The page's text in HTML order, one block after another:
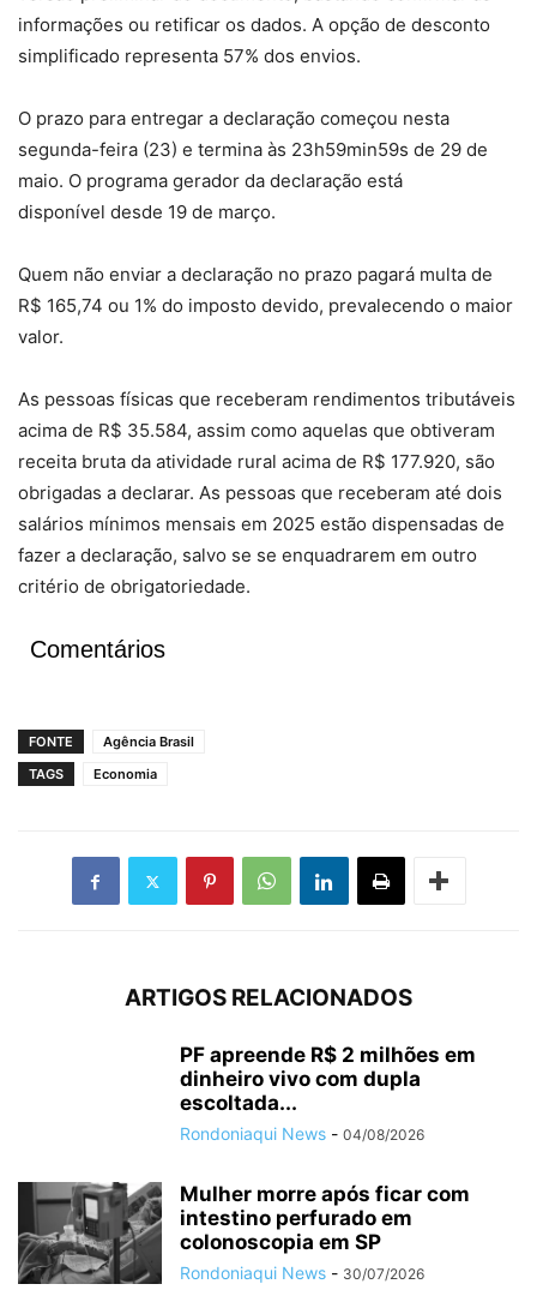
informações ou retificar os dados. A opção de desconto
simplificado representa 57% dos envios.
O prazo para entregar a declaração começou nesta
segunda-feira (23) e termina às 23h59min59s de 29 de
maio. O programa gerador da declaração está
disponível desde 19 de março.
Quem não enviar a declaração no prazo pagará multa de
R$ 165,74 ou 1% do imposto devido, prevalecendo o maior
valor.
As pessoas físicas que receberam rendimentos tributáveis
acima de R$ 35.584, assim como aquelas que obtiveram
receita bruta da atividade rural acima de R$ 177.920, são
obrigadas a declarar. As pessoas que receberam até dois
salários mínimos mensais em 2025 estão dispensadas de
fazer a declaração, salvo se se enquadrarem em outro
critério de obrigatoriedade.
Comentários
FONTE
Agência Brasil
TAGS
Economia
ARTIGOS RELACIONADOS
PF apreende R$ 2 milhões em
dinheiro vivo com dupla
escoltada...
Rondoniaqui News - 04/08/2026
Mulher morre após ficar com
intestino perfurado em
colonoscopia em SP
Rondoniaqui News - 30/07/2026